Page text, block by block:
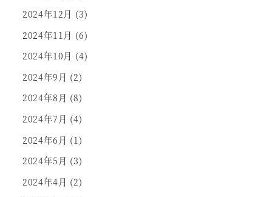
2024年12月 (3)
2024年11月 (6)
2024年10月 (4)
2024年9月 (2)
2024年8月 (8)
2024年7月 (4)
2024年6月 (1)
2024年5月 (3)
2024年4月 (2)